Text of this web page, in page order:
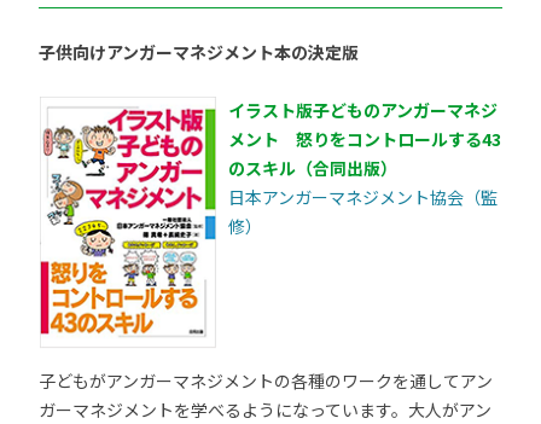
子供向けアンガーマネジメント本の決定版
イラスト版子どものアンガーマネジ
メント 怒りをコントロールする43
のスキル（合同出版）
日本アンガーマネジメント協会（監
修）
子どもがアンガーマネジメントの各種のワークを通してアン
ガーマネジメントを学べるようになっています。大人がアン